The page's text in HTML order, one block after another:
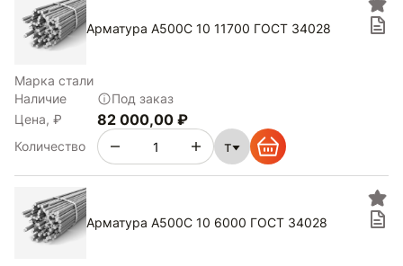
Арматура А500С 10 11700 ГОСТ 34028
Марка стали
Наличие
Под заказ
Цена, ₽
82 000,00 ₽
Количество т
Арматура А500С 10 6000 ГОСТ 34028